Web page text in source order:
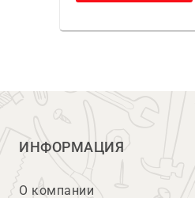
ИНФОРМАЦИЯ
О компании